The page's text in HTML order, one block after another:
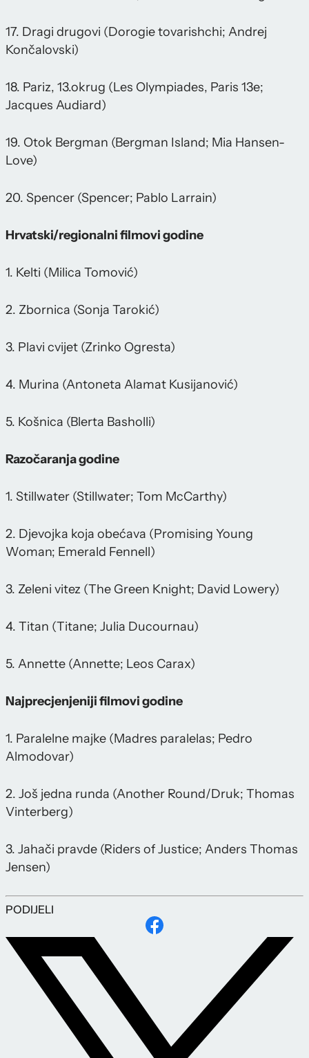
17. Dragi drugovi (Dorogie tovarishchi; Andrej
Končalovski)
18. Pariz, 13.okrug (Les Olympiades, Paris 13e;
Jacques Audiard)
19. Otok Bergman (Bergman Island; Mia Hansen-
Love)
20. Spencer (Spencer; Pablo Larrain)
Hrvatski/regionalni filmovi godine
1. Kelti (Milica Tomović)
2. Zbornica (Sonja Tarokić)
3. Plavi cvijet (Zrinko Ogresta)
4. Murina (Antoneta Alamat Kusijanović)
5. Košnica (Blerta Basholli)
Razočaranja godine
1. Stillwater (Stillwater; Tom McCarthy)
2. Djevojka koja obećava (Promising Young
Woman; Emerald Fennell)
3. Zeleni vitez (The Green Knight; David Lowery)
4. Titan (Titane; Julia Ducournau)
5. Annette (Annette; Leos Carax)
Najprecjenjeniji filmovi godine
1. Paralelne majke (Madres paralelas; Pedro
Almodovar)
2. Još jedna runda (Another Round/Druk; Thomas
Vinterberg)
3. Jahači pravde (Riders of Justice; Anders Thomas
Jensen)
PODIJELI